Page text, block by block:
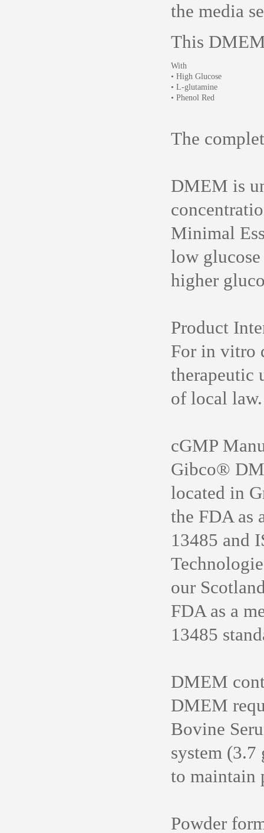
the media
This
With
• High Glucose
• L-glutamine
• Phenol Red
The
DMEM is
Minimal
low
higher
Product
For in vitro
therapeutic
of local law.
cGMP
Gibco®
located in
the FDA as
13485 and
our
FDA as a
13485
DMEM
DMEM
Bovine
system
to maintain
Powder